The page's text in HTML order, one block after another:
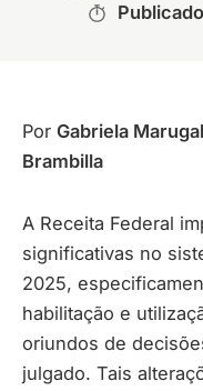
Por Gabriela
Brambilla
A Receita Federal
significativas no
2025,
habilitação e
oriundos de
julgado. Tais